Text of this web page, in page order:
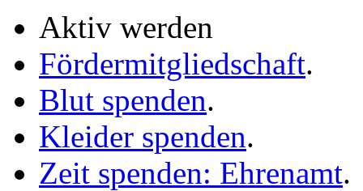
Aktiv werden
Fördermitgliedschaft.
Blut spenden.
Kleider spenden.
Zeit spenden: Ehrenamt.